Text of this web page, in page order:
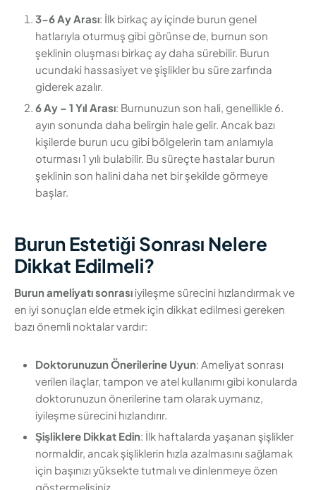
3-6 Ay Arası: İlk birkaç ay içinde burun genel
hatlarıyla oturmuş gibi görünse de, burnun son
şeklinin oluşması birkaç ay daha sürebilir. Burun
ucundaki hassasiyet ve şişlikler bu süre zarfında
giderek azalır.
6 Ay – 1 Yıl Arası: Burnunuzun son hali, genellikle 6.
ayın sonunda daha belirgin hale gelir. Ancak bazı
kişilerde burun ucu gibi bölgelerin tam anlamıyla
oturması 1 yılı bulabilir. Bu süreçte hastalar burun
şeklinin son halini daha net bir şekilde görmeye
başlar.
Burun Estetiği Sonrası Nelere
Dikkat Edilmeli?
Burun ameliyatı sonrasıiyileşme sürecini hızlandırmak ve
en iyi sonuçları elde etmek için dikkat edilmesi gereken
bazı önemli noktalar vardır:
Doktorunuzun Önerilerine Uyun: Ameliyat sonrası
verilen ilaçlar, tampon ve atel kullanımı gibi konularda
doktorunuzun önerilerine tam olarak uymanız,
iyileşme sürecini hızlandırır.
Şişliklere Dikkat Edin: İlk haftalarda yaşanan şişlikler
normaldir, ancak şişliklerin hızla azalmasını sağlamak
için başınızı yüksekte tutmalı ve dinlenmeye özen
göstermelisiniz.